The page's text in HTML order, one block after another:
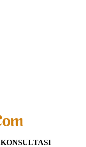
KONSULTASI